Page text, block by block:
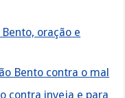
oração e
Bento contra o mal
contra inveja e para